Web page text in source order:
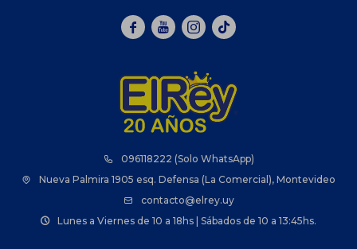
096118222 (Solo WhatsApp)
Nueva Palmira 1905 esq. Defensa (La Comercial), Montevideo
contacto@elrey.uy
Lunes a Viernes de 10 a 18hs | Sábados de 10 a 13:45hs.
  